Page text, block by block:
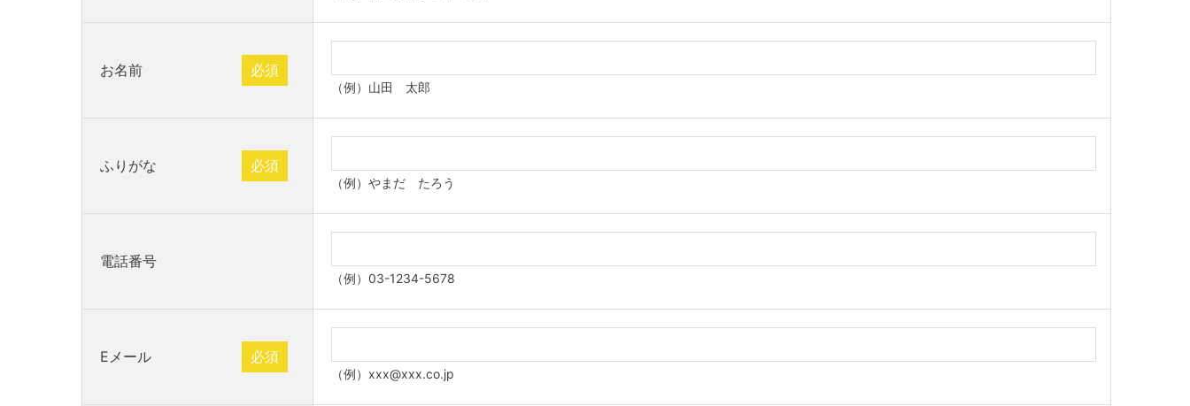
お名前 必須
（例）山田 太郎
ふりがな 必須
（例）やまだ たろう
電話番号
（例）03-1234-5678
Eメール 必須
（例）xxx@xxx.co.jp